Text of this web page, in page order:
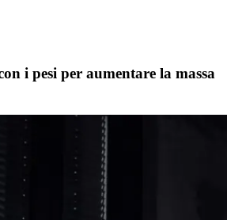
i pesi per aumentare la massa